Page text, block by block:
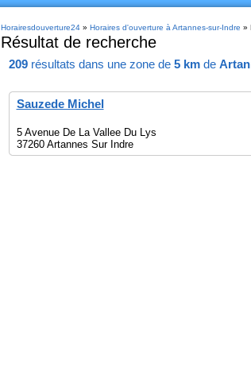
Horairesdouverture24» Horaires d'ouverture à Artannes-sur-Indre »
Résultat de recherche
209résultats dans une zone de 5 kmde
Sauzede Michel
5 Avenue De La Vallee Du Lys
37260 Artannes Sur Indre